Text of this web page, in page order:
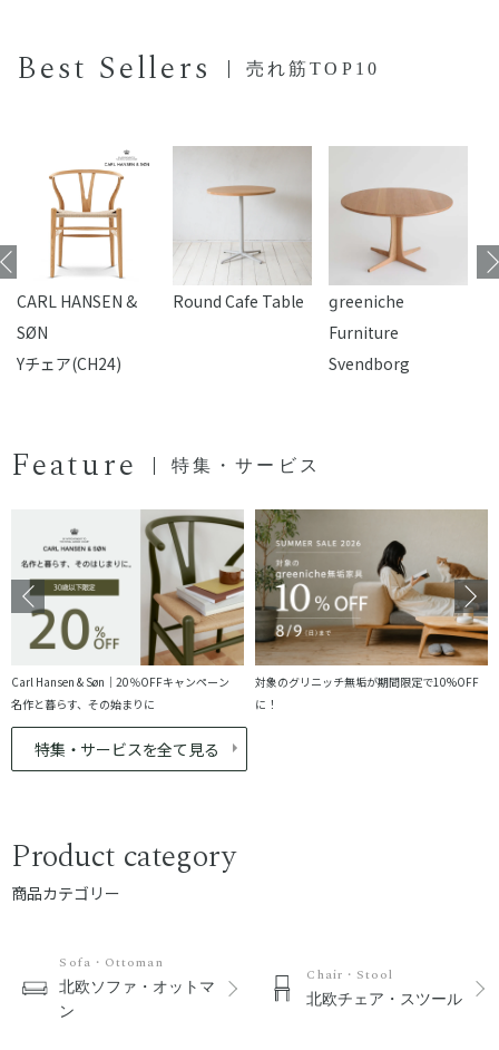
Best Sellers 売れ筋TOP10
CARL HANSEN &
SØN
Yチェア(CH24)
Round Cafe Table
reeniche
Furniture
Svendborg
Feature 特集・サービス
Carl Hansen & Søn｜20％OFFキャンペーン
名作と暮らす、その始まりに
対象のグリニッチ無垢が期間限定で10%OFF
に！
特集・サービスを全て見る
Product category
商品カテゴリー
Sofa・Ottoman
北欧ソファ・オットマ
ン
Chair・Stool
北欧チェア・スツール